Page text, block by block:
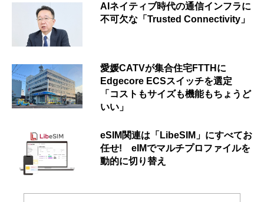
AIネイティブ時代の通信インフラに
不可欠な「Trusted Connectivity」
愛媛CATVが集合住宅FTTHに
Edgecore ECSスイッチを選定
「コストもサイズも機能もちょうど
いい」
eSIM関連は「LibeSIM」にすべてお
任せ! eIMでマルチプロファイルを
動的に切り替え